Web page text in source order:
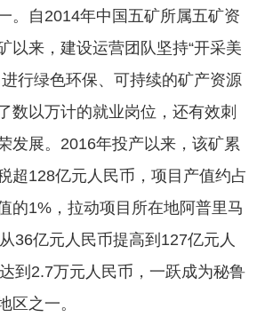
。自2014年中国五矿所属五矿资
以来，建设运营团队坚持“开采美
行绿色环保、可持续的矿产资源
数以万计的就业岗位，还有效刺
发展。2016年投产以来，该矿累
超128亿元人民币，项目产值约占
的1%，拉动项目所在地阿普里马
36亿元人民币提高到127亿元人
到2.7万元人民币，一跃成为秘鲁
区之一。